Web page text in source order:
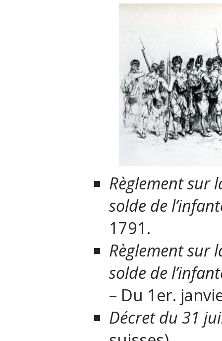
Règlementsur
solde de
1791.
Règlementsur
solde de
– Du 1 er.
Décret du 31